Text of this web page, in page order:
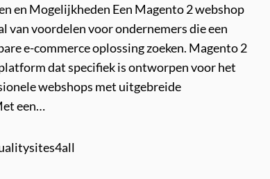
en Mogelijkheden Een Magento 2 webshop
van voordelen voor ondernemers die een
e-commerce oplossing zoeken. Magento 2
dat specifiek is ontworpen voor het
webshops met uitgebreide
een…